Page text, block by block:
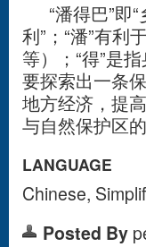
“潘得巴”即“
利”；“潘”有利
等）；“得”是
要探索出一条
地方经济，提
与自然保护区的
LANGUAGE
Chinese,
Posted By